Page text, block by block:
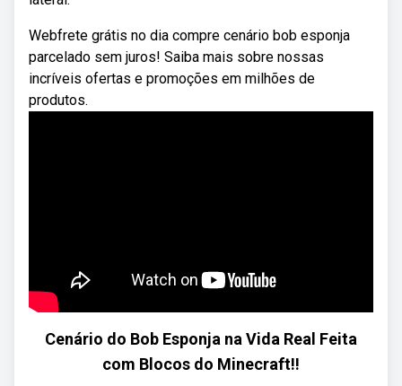
Webfrete grátis no dia compre cenário bob esponja
parcelado sem juros! Saiba mais sobre nossas
incríveis ofertas e promoções em milhões de
produtos.
Cenário do Bob Esponja na Vida Real Feita
com Blocos do Minecraft!!